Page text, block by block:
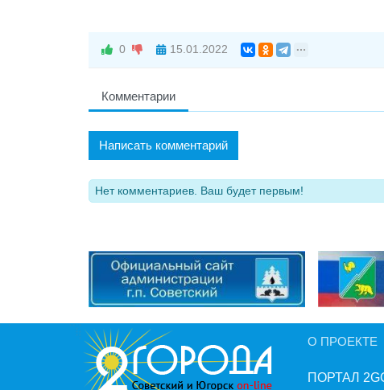
0 15.01.2022
Комментарии
Написать комментарий
Нет комментариев. Ваш будет первым!
О ПРОЕКТЕ
ПОРТАЛ